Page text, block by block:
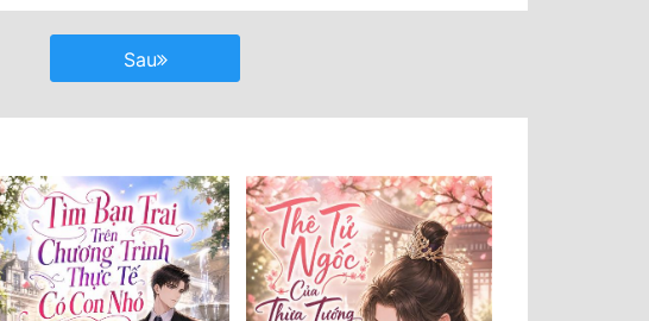
Sau